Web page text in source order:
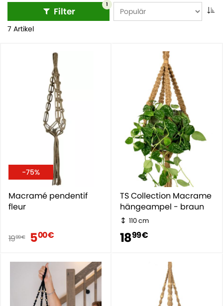
Filter
1
7 Artikel
-75%
Macramé pendentif
fleur
1999 € 500 €
TS Collection Macrame
hängeampel - braun
110 cm
1899 €